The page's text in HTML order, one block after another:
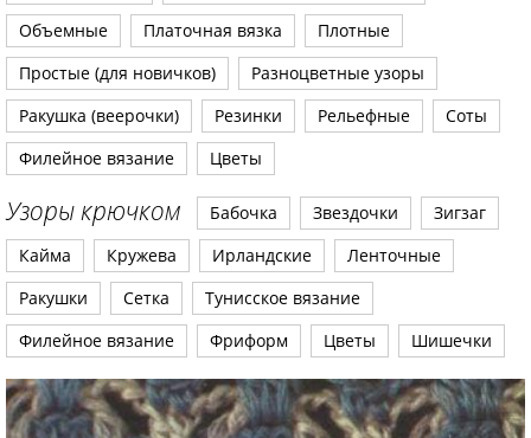
Объемные
Платочная вязка
Плотные
Простые (для новичков)
Разноцветные узоры
Ракушка (веерочки)
Резинки Рельефные
Соты
Филейное вязание
Цветы
Узоры крючком Бабочка Звездочки
Зигзаг
Кайма
Кружева Ирландские
Ленточные
Ракушки
Сетка
Тунисское вязание
Филейное вязание
Фриформ Цветы Шишечки